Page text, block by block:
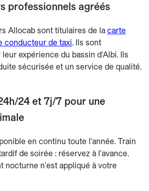
professionnels agréés
Allocab sont titulaires de la carte
conducteur de taxi. Ils sont
expérience du bassin d'Albi. Ils
sécurisée et un service de qualité.
24 et 7j/7 pour une
en continu toute l'année. Train
de soirée : réservez à l'avance.
nocturne n'est appliqué à votre